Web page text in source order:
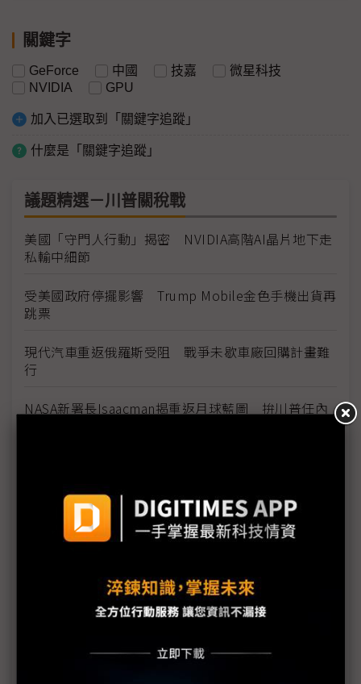
關鍵字
GeForce 中國 技嘉
微星科技
NVIDIA
GPU
加入已選取到「關鍵字追蹤」
什麼是「關鍵字追蹤」
議題精選－川普關稅戰
美國「守門人行動」揭密 NVIDIA高階AI晶片地下走
私輸中細節
受美國政府停擺影響 Trump Mobile金色手機出貨再
跳票
現代汽車重返俄羅斯受阻 戰爭未歇車廠回購計畫難
行
NASA新署長Isaacman揭重返月球藍圖 拚川普任內
黃仁勳誠聘Groq 員工股權「折現」約9成隨CEO加
入NVIDIA
川普10萬美元H-1B簽證費用爭議延燒 美國商會提起
如何綁住晶圓代工龍頭手腳